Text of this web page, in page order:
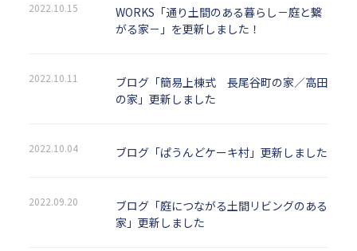
2022.10.15
WORKS「通り土間のある暮らし－庭と繋
がる家－」を更新しました！
2022.10.11
ブログ「簡易上棟式 長尾谷町の家／高田
の家」更新しました
2022.10.04 ブログ「ぱうんどケーキ村」更新しました
2022.09.20
ブログ「庭につながる土間リビングのある
家」更新しました